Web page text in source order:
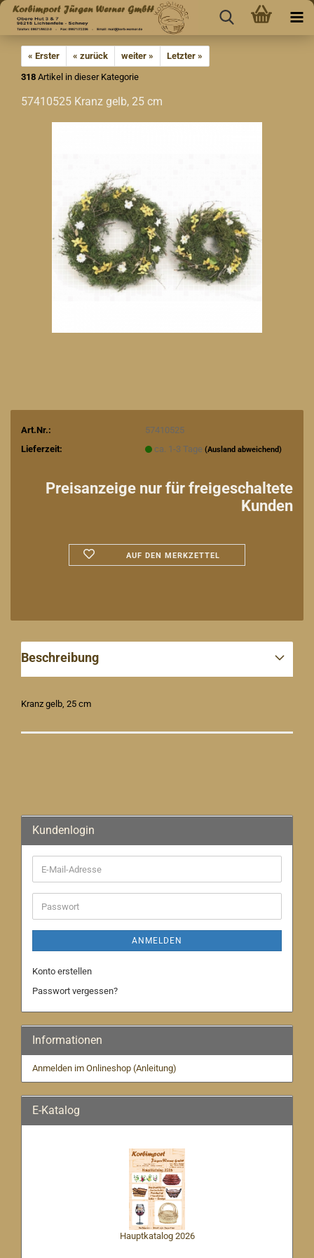
« Erster « zurück weiter »
Letzter »
318 Artikel in dieser Kategorie
57410525 Kranz gelb, 25 cm
Art.Nr.:
57410525
Lieferzeit:
ca. 1-3 Tage (Ausland abweichend)
Preisanzeige nur für freigeschaltete
Kunden
AUF DEN MERKZETTEL
Beschreibung
Kranz gelb, 25 cm
Kundenlogin
E-
Mail-
Adresse
Passwort
ANMELDEN
Konto erstellen
Passwort vergessen?
Informationen
Anmelden im Onlineshop (Anleitung)
E-Katalog
Hauptkatalog 2026